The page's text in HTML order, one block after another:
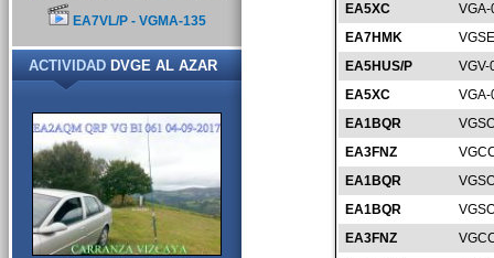
EA5XC
EA7HMK
EA5HUS/P
VGV-
EA5XC
EA1BQR
EA3FNZ
EA1BQR
EA1BQR
EA3FNZ
EA7VL/P - VGMA-135
ACTIVIDADDVGE AL AZAR